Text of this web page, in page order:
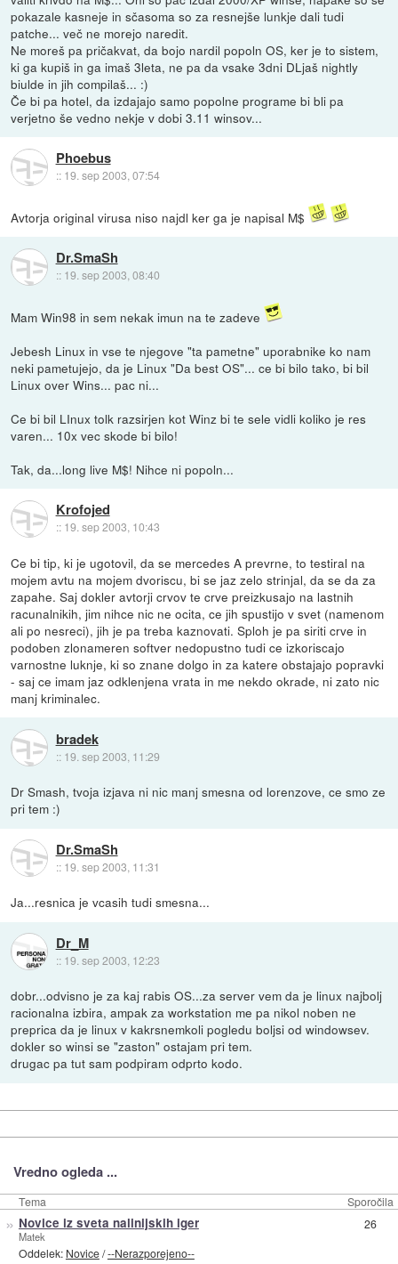
pokazale kasneje in sčasoma so za resnejše lunkje dali tudi
patche... več ne morejo naredit.
Ne moreš pa pričakvat, da bojo nardil popoln OS, ker je to sistem,
ki ga kupiš in ga imaš 3leta, ne pa da vsake 3dni DLjaš nightly
biulde in jih compilaš... :)
Če bi pa hotel, da izdajajo samo popolne programe bi bli pa
verjetno še vedno nekje v dobi 3.11 winsov...
Phoebus
:: 19. sep 2003, 07:54
Avtorja original virusa niso najdl ker ga je napisal M$
Dr.SmaSh
:: 19. sep 2003, 08:40
Mam Win98 in sem nekak imun na te zadeve
Jebesh Linux in vse te njegove "ta pametne" uporabnike ko nam
neki pametujejo, da je Linux "Da best OS"... ce bi bilo tako, bi bil
Linux over Wins... pac ni...
Ce bi bil LInux tolk razsirjen kot Winz bi te sele vidli koliko je res
varen... 10x vec skode bi bilo!
Tak, da...long live M$! Nihce ni popoln...
Krofojed
:: 19. sep 2003, 10:43
Ce bi tip, ki je ugotovil, da se mercedes A prevrne, to testiral na
mojem avtu na mojem dvoriscu, bi se jaz zelo strinjal, da se da za
zapahe. Saj dokler avtorji crvov te crve preizkusajo na lastnih
racunalnikih, jim nihce nic ne ocita, ce jih spustijo v svet (namenom
ali po nesreci), jih je pa treba kaznovati. Sploh je pa siriti crve in
podoben zlonameren softver nedopustno tudi ce izkoriscajo
varnostne luknje, ki so znane dolgo in za katere obstajajo popravki
- saj ce imam jaz odklenjena vrata in me nekdo okrade, ni zato nic
manj kriminalec.
bradek
:: 19. sep 2003, 11:29
Dr Smash, tvoja izjava ni nic manj smesna od lorenzove, ce smo ze
pri tem :)
Dr.SmaSh
:: 19. sep 2003, 11:31
Ja...resnica je vcasih tudi smesna...
Dr_M
:: 19. sep 2003, 12:23
dobr...odvisno je za kaj rabis OS...za server vem da je linux najbolj
racionalna izbira, ampak za workstation me pa nikol noben ne
preprica da je linux v kakrsnemkoli pogledu boljsi od windowsev.
dokler so winsi se "zaston" ostajam pri tem.
drugac pa tut sam podpiram odprto kodo.
Vredno ogleda ...
Tema Sporočila
» Novice iz sveta nalinijskih iger
Matek
Oddelek: Novice/--Nerazporejeno--
26